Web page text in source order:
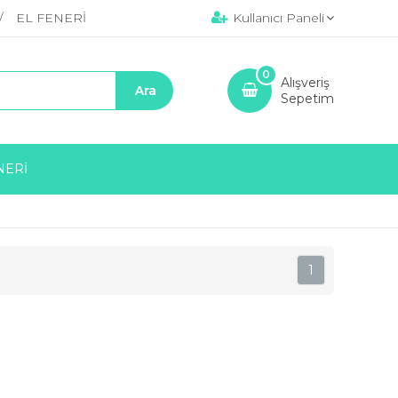
EL FENERİ Kullanıcı Paneli
Alışveriş
Sepetim
0
1